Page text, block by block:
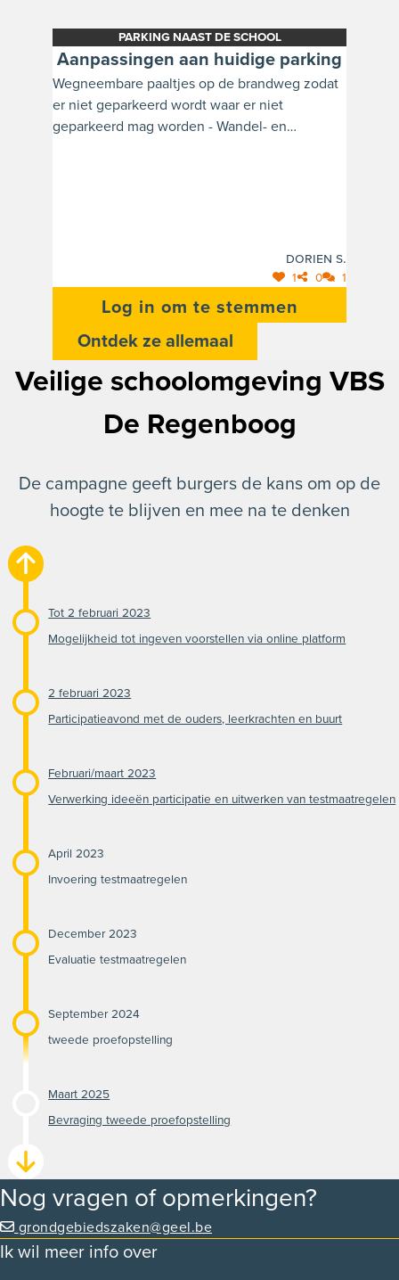
PARKING NAAST DE SCHOOL
Aanpassingen aan huidige parking
Wegneembare paaltjes op de brandweg zodat
er niet geparkeerd wordt waar er niet
geparkeerd mag worden - Wandel- en
naar de kleuterschool gereden/gewandeld kan
worden - Verhoogde fietspad (zoals de
verhoogde kruispunten in Dr. Van de
Perrestraat) op de parking zodat er niet te snel
op en af de parking gereden kan worden.
Dorien S.
1 0 1
Log in om te stemmen
Ontdek ze allemaal
Veilige schoolomgeving VBS
De Regenboog
De campagne geeft burgers de kans om op de
hoogte te blijven en mee na te denken
Tot 2 februari 2023
Mogelijkheid tot ingeven voorstellen via online platform
2 februari 2023
Participatieavond met de ouders, leerkrachten en buurt
Februari/maart 2023
Verwerking ideeën participatie en uitwerken van testmaatregelen
April 2023
Invoering testmaatregelen
December 2023
Evaluatie testmaatregelen
September 2024
tweede proefopstelling
Maart 2025
Bevraging tweede proefopstelling
Nog vragen of opmerkingen?
grondgebiedszaken@geel.be
Ik wil meer info over